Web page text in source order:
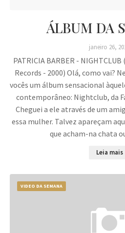
ÁLBUM DA
janeiro 26,
PATRICIA BARBER -
Records - 2000) Olá, como vai?
vocês um álbum sensacional
contemporâneo: Nightclub, da
Cheguei a ele através de um
essa mulher. Talvez apareçam
que acham-na chata
Leia mais
VIDEO DA SEMANA